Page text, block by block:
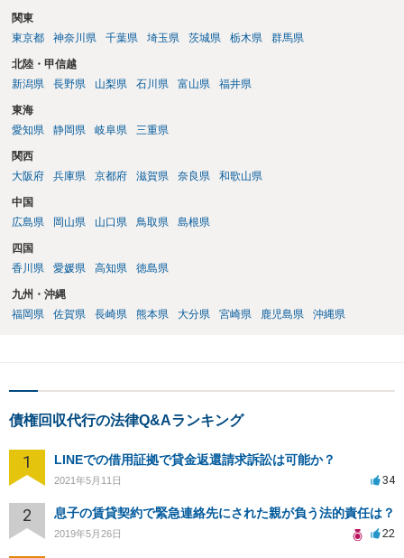
関東
東京都
神奈川県 千葉県 埼玉県 茨城県 栃木県 群馬県
北陸・甲信越
新潟県
長野県 山梨県 石川県 富山県 福井県
東海
愛知県
静岡県 岐阜県 三重県
関西
大阪府
兵庫県 京都府 滋賀県 奈良県 和歌山県
中国
広島県
岡山県 山口県 鳥取県 島根県
四国
香川県
愛媛県 高知県 徳島県
九州・沖縄
福岡県
佐賀県 長崎県 熊本県 大分県 宮崎県 鹿児島県 沖縄県
債権回収代行の法律Q&Aランキング
1 LINEでの借用証拠で貸金返還請求訴訟は可能か？
2021年5月11日 34
2 息子の賃貸契約で緊急連絡先にされた親が負う法的責任は？
2019年5月26日 22